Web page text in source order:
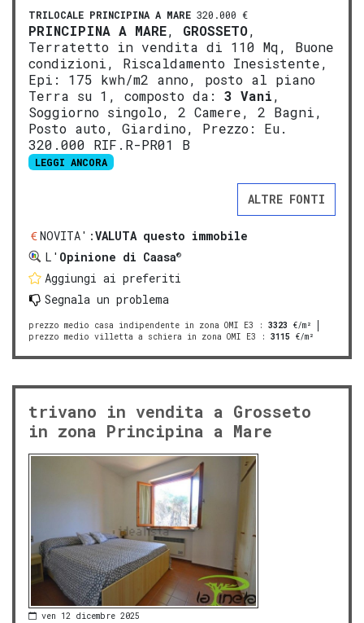
TRILOCALE PRINCIPINA A MARE 320.000 €
PRINCIPINA A MARE, GROSSETO,
Terratetto in vendita di 110 Mq, Buone
condizioni, Riscaldamento Inesistente,
Epi: 175 kwh/m2 anno, posto al piano
Terra su 1, composto da: 3 Vani,
Soggiorno singolo, 2 Camere, 2 Bagni,
Posto auto, Giardino, Prezzo: Eu.
320.000 RIF.R-PR01 B
LEGGI ANCORA
ALTRE FONTI
NOVITA':VALUTA questo immobile
L' Opinione di Caasa®
Aggiungi ai preferiti
Segnala un problema
prezzo medio casa indipendente in zona OMI E3 : 3323 €/m²
prezzo medio villetta a schiera in zona OMI E3 : 3115 €/m²
trivano in vendita a Grosseto
in zona Principina a Mare
ven 12 dicembre 2025